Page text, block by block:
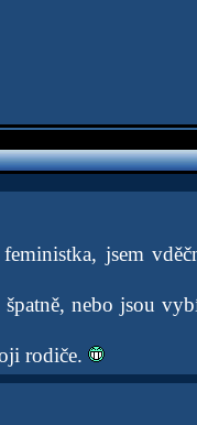
jsem
nebo jsou
rodiče.